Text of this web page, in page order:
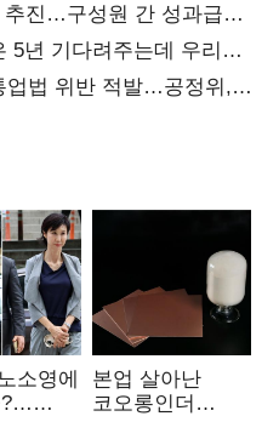
추진…구성원 간 성과급
년 기다려주는데 우리는
한 코스닥 구하기
업법 위반 적발…공정위,
소영에
?…
본업 살아난
코오롱인더